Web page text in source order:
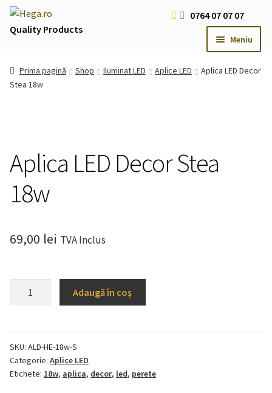
Sari
la
Sari
la
Quality Products
0764 07 07 07
Meniu
Cum platesc
Iluminat LED
Iluminat Arhitectural & Biserici
Prima pagină Shop Iluminat LED Aplice LED
Aplica LED Decor
Stea 18w
Aplica LED Decor Stea
18w
69,00 lei TVA Inclus
Stea
18w
Adaugă în coș
SKU: ALD-HE-18w-S
Categorie: Aplice LED
Etichete: 18w, aplica, decor, led, perete